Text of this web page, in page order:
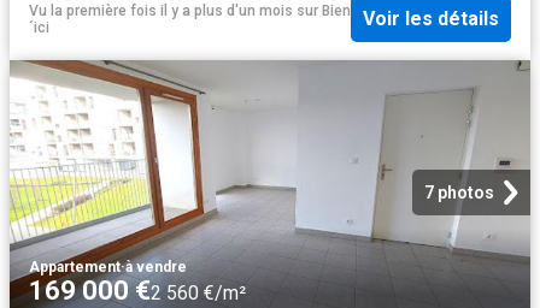
Vu la première fois il y a plus d'un mois sur Bien
´ici
Voir les détails
7 photos
Appartement·à vendre
169 000 €2 560 €/m²